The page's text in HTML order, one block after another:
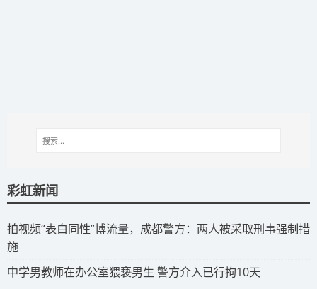
彩虹新闻
拍视频“表白同性”博流量，成都警方：两人被采取刑事强制措
施
​中学男教师在办公室猥亵男生 警方介入已行拘10天